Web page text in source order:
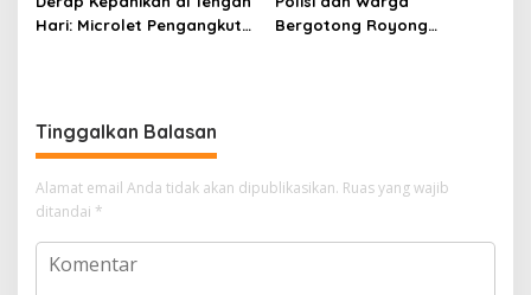
Hari: Microlet Pengangkut
Bergotong Royong
Tinggalkan Balasan
Alamat email Anda tidak akan dipublikasikan. Ruas yang wajib
ditandai *